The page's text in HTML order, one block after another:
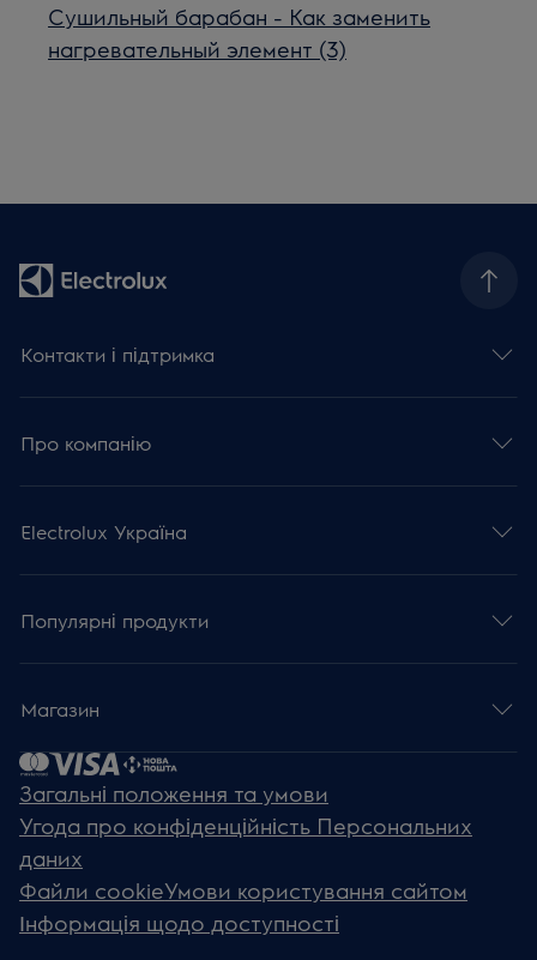
Сушильный барабан - Как заменить
нагревательный элемент (3)
Контакти і підтримка
Про компанію
Electrolux Україна
Популярні продукти
Магазин
Загальні положення та умови
Угода про конфіденційність Персональних
даних
Файли cookieУмови користування сайтом
Інформація щодо доступності